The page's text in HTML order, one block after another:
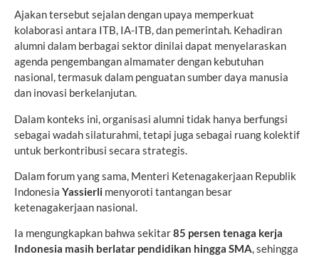
Ajakan tersebut sejalan dengan upaya memperkuat
kolaborasi antara ITB, IA-ITB, dan pemerintah. Kehadiran
alumni dalam berbagai sektor dinilai dapat menyelaraskan
agenda pengembangan almamater dengan kebutuhan
nasional, termasuk dalam penguatan sumber daya manusia
dan inovasi berkelanjutan.
Dalam konteks ini, organisasi alumni tidak hanya berfungsi
sebagai wadah silaturahmi, tetapi juga sebagai ruang kolektif
untuk berkontribusi secara strategis.
Dalam forum yang sama, Menteri Ketenagakerjaan Republik
Indonesia Yassierli menyoroti tantangan besar
ketenagakerjaan nasional.
Ia mengungkapkan bahwa sekitar85 persen tenaga kerja
Indonesia masih berlatar pendidikan hingga SMA, sehingga